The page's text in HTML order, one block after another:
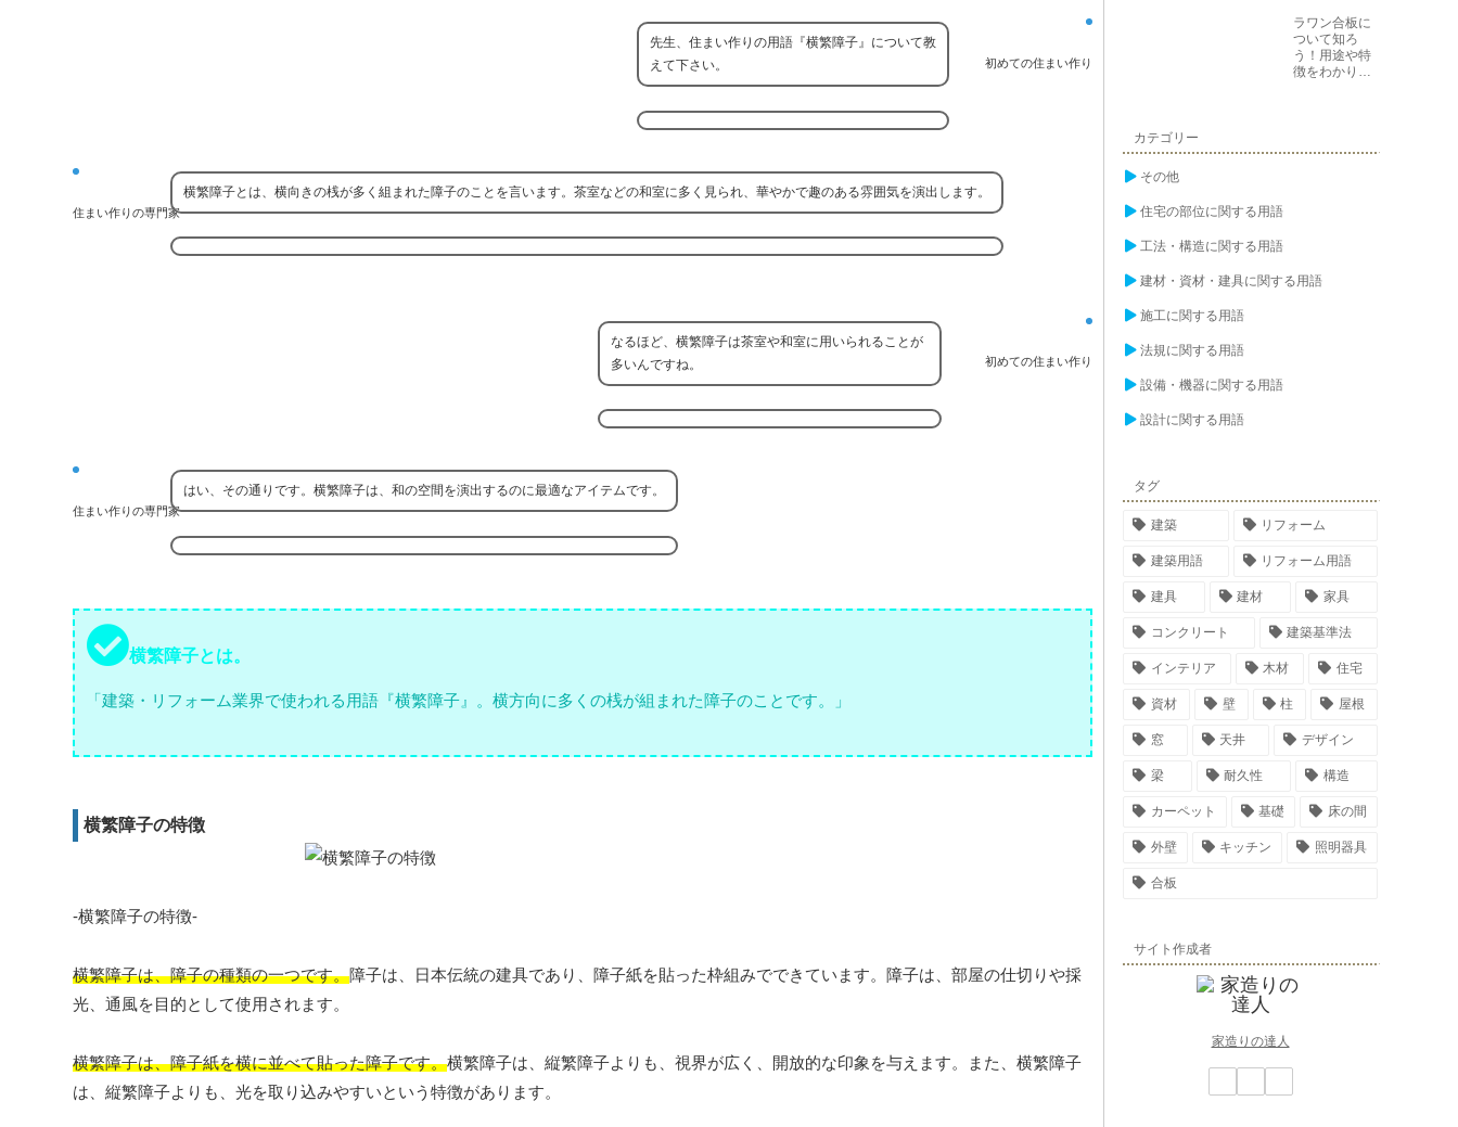
初めての住まい作り
先生、住まい作りの用語『横繁障子』について教
えて下さい。
住まい作りの専門家
横繁障子とは、横向きの桟が多く組まれた障子のことを言います。茶室などの和室に多く見られ、華やかで趣のある雰囲気を演出します。
初めての住まい作り
なるほど、横繁障子は茶室や和室に用いられることが
多いんですね。
住まい作りの専門家
はい、その通りです。横繁障子は、和の空間を演出するのに最適なアイテムです。
横繁障子とは。
「建築・リフォーム業界で使われる用語『横繁障子』。横方向に多くの桟が組まれた障子のことです。」
横繁障子の特徴
-横繁障子の特徴-
横繁障子は、障子の種類の一つです。障子は、日本伝統の建具であり、障子紙を貼った枠組みでできています。障子は、部屋の仕切りや採
光、通風を目的として使用されます。
横繁障子は、障子紙を横に並べて貼った障子です。横繁障子は、縦繁障子よりも、視界が広く、開放的な印象を与えます。また、横繁障子
は、縦繁障子よりも、光を取り込みやすいという特徴があります。
ラワン合板に
ついて知ろ
う！用途や特
徴をわかりや
カテゴリー
その他
住宅の部位に関する用語
工法・構造に関する用語
建材・資材・建具に関する用語
施工に関する用語
法規に関する用語
設備・機器に関する用語
設計に関する用語
タグ
建築 リフォーム
建築用語 リフォーム用語
建具 建材 家具
コンクリート 建築基準法
インテリア 木材 住宅
資材 壁 柱 屋根
窓 天井 デザイン
梁 耐久性 構造
カーペット 基礎 床の間
外壁 キッチン 照明器具
合板
サイト作成者
家造りの達人